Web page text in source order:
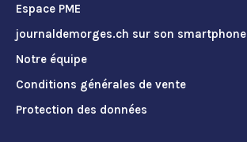
Espace PME
journaldemorges.ch sur son smartphone
Notre équipe
Conditions générales de vente
Protection des données